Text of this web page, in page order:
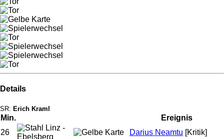
Details
SR: Erich Kraml
Min.
Ereignis
26
Darius Neamtu [Kritik]